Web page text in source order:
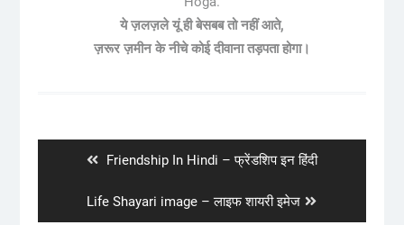
ये ज़लज़ले यूं ही बेसबब तो नहीं आते,
ज़रूर ज़मीन के नीचे कोई दीवाना तड़पता होगा।
Previous
Friendship In Hindi – फ्रेंडशिप इन हिंदी
Next
Life Shayari image – लाइफ शायरी इमेज